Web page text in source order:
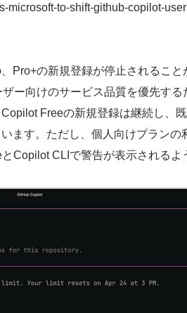
microsoft-to-shift-github-copilot-
Pro+の新規登録が停止されること
ー向けのサービス品質を優先する
Freeの新規登録は継続し、
ます。ただし、個人向けプランの
Copilot CLIで警告が表示されるよ